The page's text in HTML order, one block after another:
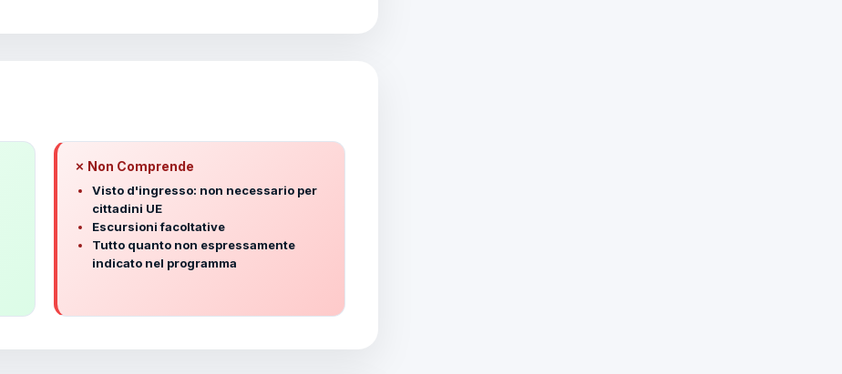
✗ Non Comprende
Visto d'ingresso: non necessario per
cittadini UE
Escursioni facoltative
Tutto quanto non espressamente
indicato nel programma